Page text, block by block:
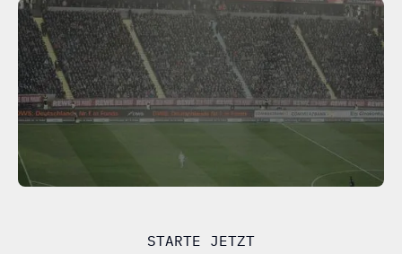
STARTE JETZT